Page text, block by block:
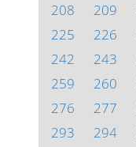
208
209
225
226
242
243
259
260
276
277
293
294